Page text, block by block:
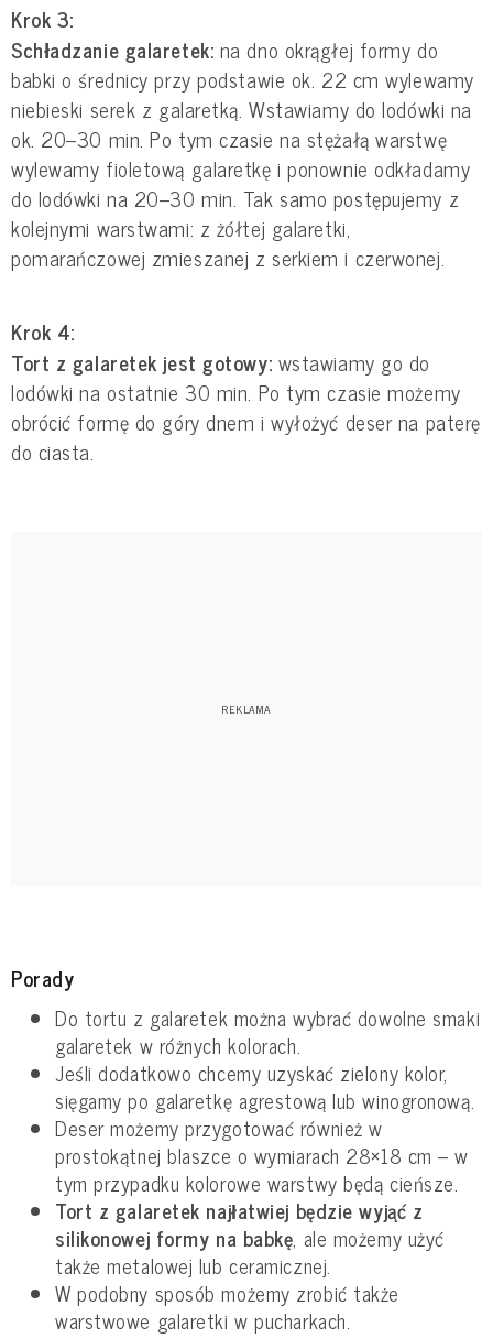
Krok 3:
Schładzanie galaretek: na dno okrągłej formy do
babki o średnicy przy podstawie ok. 22 cm wylewamy
niebieski serek z galaretką. Wstawiamy do lodówki na
ok. 20–30 min. Po tym czasie na stężałą warstwę
wylewamy fioletową galaretkę i ponownie odkładamy
do lodówki na 20–30 min. Tak samo postępujemy z
kolejnymi warstwami: z żółtej galaretki,
pomarańczowej zmieszanej z serkiem i czerwonej.
Krok 4:
Tort z galaretek jest gotowy: wstawiamy go do
lodówki na ostatnie 30 min. Po tym czasie możemy
obrócić formę do góry dnem i wyłożyć deser na paterę
do ciasta.
Porady
Do tortu z galaretek można wybrać dowolne smaki
galaretek w różnych kolorach.
Jeśli dodatkowo chcemy uzyskać zielony kolor,
sięgamy po galaretkę agrestową lub winogronową.
Deser możemy przygotować również w
prostokątnej blaszce o wymiarach 28×18 cm – w
tym przypadku kolorowe warstwy będą cieńsze.
Tort z galaretek najłatwiej będzie wyjąć z
silikonowej formy na babkę, ale możemy użyć
także metalowej lub ceramicznej.
W podobny sposób możemy zrobić także
warstwowe galaretki w pucharkach.